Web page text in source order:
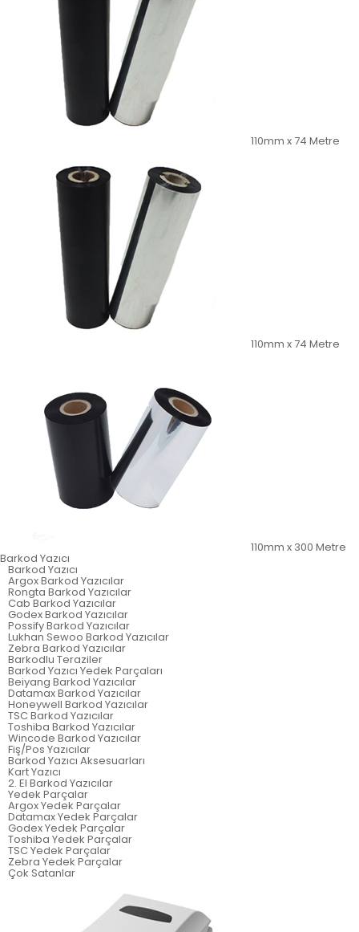
110mm x 74 Metre
110mm x 74 Metre
110mm x 300 Metre
Barkod Yazıcı
Barkod Yazıcı
Argox Barkod Yazıcılar
Rongta Barkod Yazıcılar
Cab Barkod Yazıcılar
Godex Barkod Yazıcılar
Possify Barkod Yazıcılar
Lukhan Sewoo Barkod Yazıcılar
Zebra Barkod Yazıcılar
Barkodlu Teraziler
Barkod Yazıcı Yedek Parçaları
Beiyang Barkod Yazıcılar
Datamax Barkod Yazıcılar
Honeywell Barkod Yazıcılar
TSC Barkod Yazıcılar
Toshiba Barkod Yazıcılar
Wincode Barkod Yazıcılar
Fiş/Pos Yazıcılar
Barkod Yazıcı Aksesuarları
Kart Yazıcı
2. El Barkod Yazıcılar
Yedek Parçalar
Argox Yedek Parçalar
Datamax Yedek Parçalar
Godex Yedek Parçalar
Toshiba Yedek Parçalar
TSC Yedek Parçalar
Zebra Yedek Parçalar
Çok Satanlar